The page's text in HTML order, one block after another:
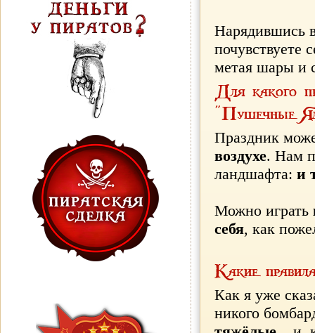
Нарядившись
почувствуете
метая шары и
Для какого
"Пушечные
Праздник
воздухе. Нам
ландшафта: и
Можно играть
себя, как
Какие
Как я уже
никого